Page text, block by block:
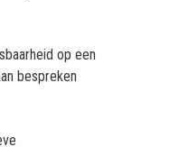
op een
bespreken